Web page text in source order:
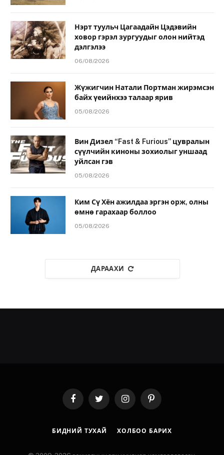
Нэрт туульч Цагаадайн Цэдэвийн
ховор гэрэл зургуудыг олон нийтэд
дэлгэлээ
06/08/2026
Жүжигчин Натали Портман жирэмсэн
байх үеийнхээ талаар ярив
05/08/2026
Вин Дизел “Fast & Furious” цувралын
сүүлчийн киноны зохиолыг уншаад
уйлсан гэв
05/08/2026
Ким Сү Хён ажилдаа эргэн орж, олны
өмнө гарахаар боллоо
05/08/2026
ДАРААХИ
FacebookTwitter InstagramPinterest
БИДНИЙ ТУХАЙ ХОЛБОО БАРИХ